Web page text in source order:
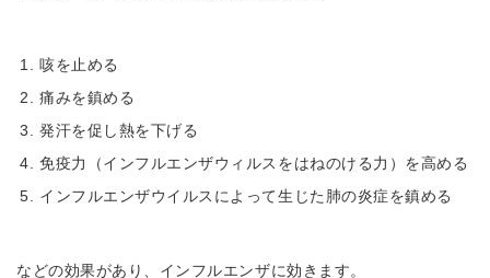
咳を止める
痛みを鎮める
発汗を促し熱を下げる
免疫力（インフルエンザウィルスをはねのける力）を高める
インフルエンザウイルスによって生じた肺の炎症を鎮める
などの効果があり、インフルエンザに効きます。